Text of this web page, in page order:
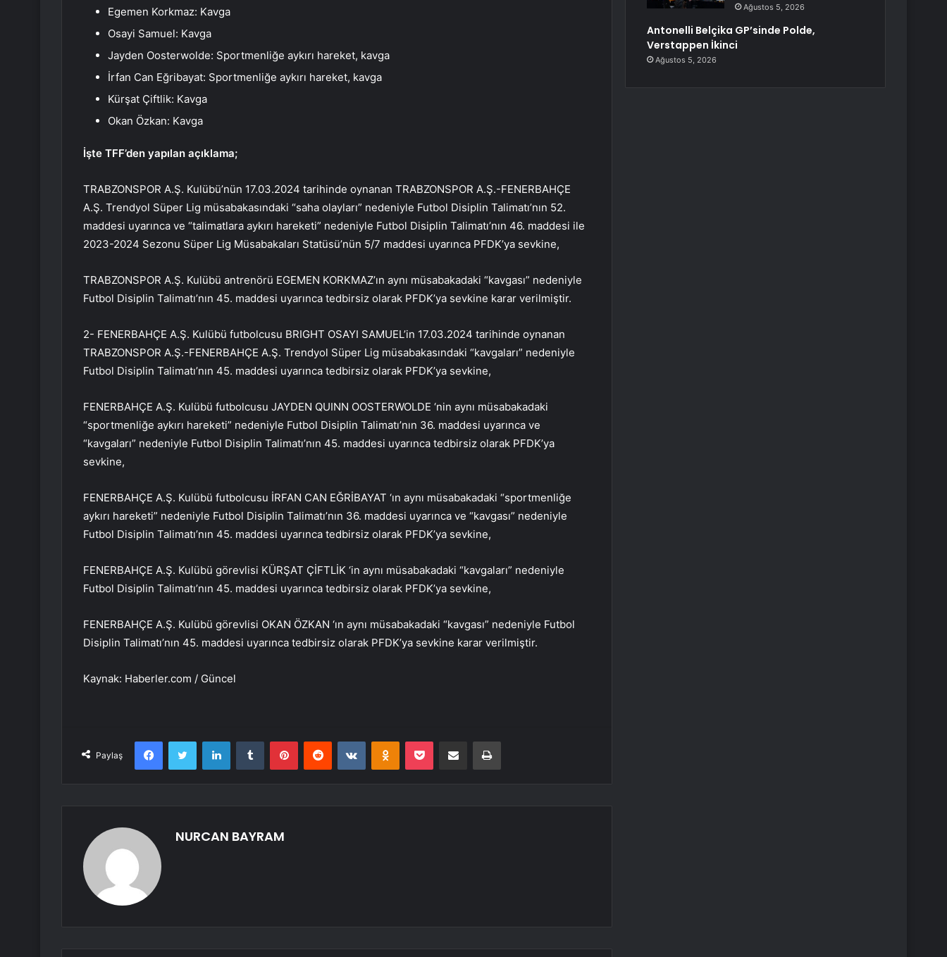
Egemen Korkmaz: Kavga
Osayi Samuel: Kavga
Jayden Oosterwolde: Sportmenliğe aykırı hareket, kavga
İrfan Can Eğribayat: Sportmenliğe aykırı hareket, kavga
Kürşat Çiftlik: Kavga
Okan Özkan: Kavga
İşte TFF’den yapılan açıklama;
TRABZONSPOR A.Ş. Kulübü’nün 17.03.2024 tarihinde oynanan TRABZONSPOR A.Ş.-FENERBAHÇE
A.Ş. Trendyol Süper Lig müsabakasındaki “saha olayları” nedeniyle Futbol Disiplin Talimatı’nın 52.
maddesi uyarınca ve “talimatlara aykırı hareketi” nedeniyle Futbol Disiplin Talimatı’nın 46. maddesi ile
2023-2024 Sezonu Süper Lig Müsabakaları Statüsü’nün 5/7 maddesi uyarınca PFDK’ya sevkine,
TRABZONSPOR A.Ş. Kulübü antrenörü EGEMEN KORKMAZ’ın aynı müsabakadaki “kavgası” nedeniyle
Futbol Disiplin Talimatı’nın 45. maddesi uyarınca tedbirsiz olarak PFDK’ya sevkine karar verilmiştir.
2- FENERBAHÇE A.Ş. Kulübü futbolcusu BRIGHT OSAYI SAMUEL’in 17.03.2024 tarihinde oynanan
TRABZONSPOR A.Ş.-FENERBAHÇE A.Ş. Trendyol Süper Lig müsabakasındaki “kavgaları” nedeniyle
Futbol Disiplin Talimatı’nın 45. maddesi uyarınca tedbirsiz olarak PFDK’ya sevkine,
FENERBAHÇE A.Ş. Kulübü futbolcusu JAYDEN QUINN OOSTERWOLDE ‘nin aynı müsabakadaki
“sportmenliğe aykırı hareketi” nedeniyle Futbol Disiplin Talimatı’nın 36. maddesi uyarınca ve
“kavgaları” nedeniyle Futbol Disiplin Talimatı’nın 45. maddesi uyarınca tedbirsiz olarak PFDK’ya
sevkine,
FENERBAHÇE A.Ş. Kulübü futbolcusu İRFAN CAN EĞRİBAYAT ‘ın aynı müsabakadaki “sportmenliğe
aykırı hareketi” nedeniyle Futbol Disiplin Talimatı’nın 36. maddesi uyarınca ve “kavgası” nedeniyle
Futbol Disiplin Talimatı’nın 45. maddesi uyarınca tedbirsiz olarak PFDK’ya sevkine,
FENERBAHÇE A.Ş. Kulübü görevlisi KÜRŞAT ÇİFTLİK ‘in aynı müsabakadaki “kavgaları” nedeniyle
Futbol Disiplin Talimatı’nın 45. maddesi uyarınca tedbirsiz olarak PFDK’ya sevkine,
FENERBAHÇE A.Ş. Kulübü görevlisi OKAN ÖZKAN ‘ın aynı müsabakadaki “kavgası” nedeniyle Futbol
Disiplin Talimatı’nın 45. maddesi uyarınca tedbirsiz olarak PFDK’ya sevkine karar verilmiştir.
Kaynak: Haberler.com / Güncel
Paylaş
FacebookTwitter LinkedInTumblr PinterestReddit VKontakteOdnoklassniki
Pocket E-Posta ile paylaş Yazdır
NURCAN BAYRAM
Ağustos 5, 2026
Antonelli Belçika GP’sinde Polde,
Verstappen İkinci
Ağustos 5, 2026